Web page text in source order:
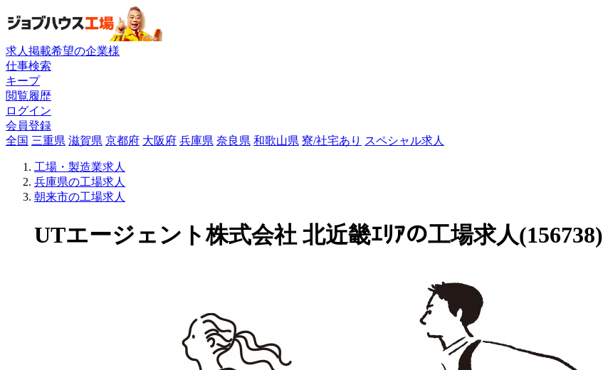
求人掲載希望の企業様
仕事検索
キープ
閲覧履歴
ログイン
会員登録
全国 三重県 滋賀県 京都府 大阪府 兵庫県 奈良県 和歌山県 寮/社宅あり スペシャル求人
工場・製造業求人
兵庫県の工場求人
朝来市の工場求人
UTエージェント株式会社 北近畿ｴﾘｱの工場求人(156738)